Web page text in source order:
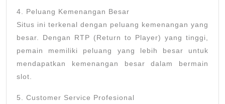
4. Peluang Kemenangan Besar
Situs ini terkenal dengan peluang kemenangan yang
besar. Dengan RTP (Return to Player) yang tinggi,
pemain memiliki peluang yang lebih besar untuk
mendapatkan kemenangan besar dalam bermain
slot.
5. Customer Service Profesional